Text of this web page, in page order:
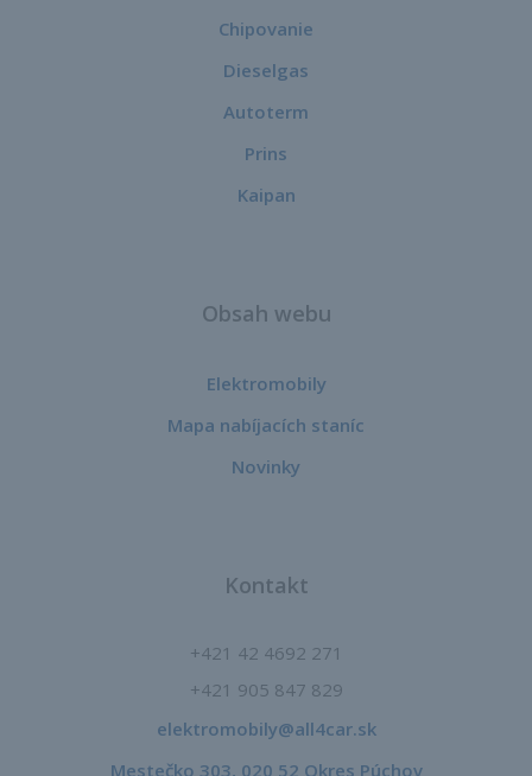
Chipovanie
Dieselgas
Autoterm
Prins
Kaipan
Obsah webu
Elektromobily
Mapa nabíjacích staníc
Novinky
Kontakt
+421 42 4692 271
+421 905 847 829
elektromobily@all4car.sk​
Mestečko 303, 020 52 Okres Púchov